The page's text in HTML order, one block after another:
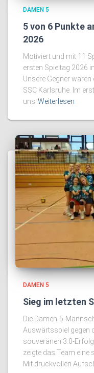
DAMEN 5
5 von 6 Punkte
2026
Motiviert und mit 11
ersten Spieltag 2026
Unsere Gegner
SSC Karlsruhe. Im
uns Weiterlesen
DAMEN 5
Sieg im letzten
Die Damen-5-
Auswärtsspiel gegen
souveränen 3:0-
zeigte das Team eine
Mit druckvollen